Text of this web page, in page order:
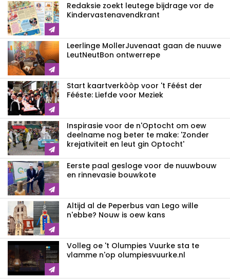
Redaksie zoekt leutege bijdrage vor de
Kindervastenavendkrant
Leerlinge MollerJuvenaat gaan de nuuwe
LeutNeutBon ontwerrepe
Start kaartverkòòp voor 't Féést der
Fééste: Liefde voor Meziek
Inspirasie voor de n'Optocht om oew
deelname nog beter te make: 'Zonder
krejativiteit en leut gin Optocht'
Eerste paal gesloge voor de nuuwbouw
en rinnevasie bouwkote
Altijd al de Peperbus van Lego wille
n'ebbe? Nouw is oew kans
Volleg oe 't Olumpies Vuurke sta te
vlamme n'op olumpiesvuurke.nl